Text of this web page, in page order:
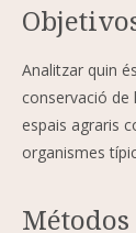
Analitzar quin
conservació
espais agraris
organismes